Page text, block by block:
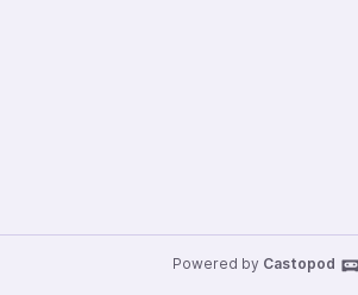
Powered by Castopod